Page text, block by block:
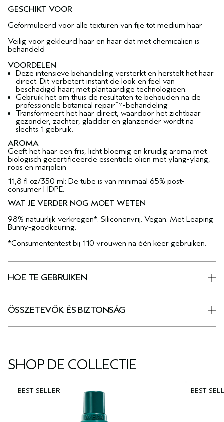
GESCHIKT VOOR
Geformuleerd voor alle texturen van fije tot medium haar
Veilig voor gekleurd haar en haar dat met chemicaliën is
behandeld
VOORDELEN
Deze intensieve behandeling versterkt en herstelt het haar
direct. Dit verbetert instant de look en feel van
beschadigd haar; met plantaardige technologieën.
Gebruik het om thuis de resultaten te behouden na de
professionele botanical repair™-behandeling
Transformeert het haar direct, waardoor het zichtbaar
gezonder, zachter, gladder en glanzender wordt na
slechts 1 gebruik.
AROMA
Geeft het haar een fris, licht bloemig en kruidig aroma met
biologisch gecertificeerde essentiële oliën met ylang-ylang,
roos en marjolein
11,8 fl oz/350 ml: De tube is van minimaal 65% post-
consumer HDPE.
WAT JE VERDER NOG MOET WETEN
98% natuurlijk verkregen*. Siliconenvrij. Vegan. Met Leaping
Bunny-goedkeuring.
*Consumententest bij 110 vrouwen na één keer gebruiken.
HOE TE GEBRUIKEN
ÖSSZETEVŐK ÉS BIZTONSÁG
SHOP DE COLLECTIE
BEST SELLER BEST